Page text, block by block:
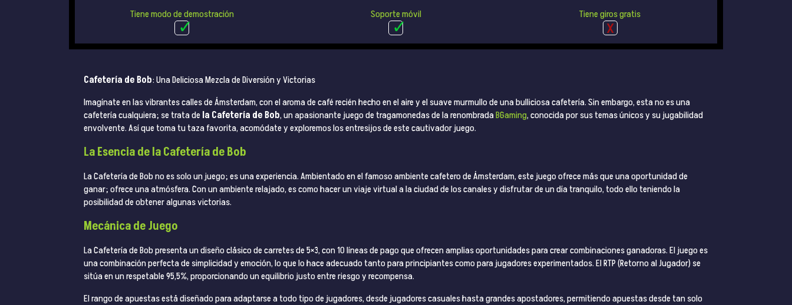
Tiene modo de demostración Soporte móvil Tiene giros gratis
Cafetería de Bob: Una Deliciosa Mezcla de Diversión y Victorias
Imagínate en las vibrantes calles de Ámsterdam, con el aroma de café recién hecho en el aire y el suave murmullo de una bulliciosa cafetería. Sin embargo, esta no es una
cafetería cualquiera; se trata dela Cafetería de Bob, un apasionante juego de tragamonedas de la renombradaBGaming, conocida por sus temas únicos y su jugabilidad
envolvente. Así que toma tu taza favorita, acomódate y exploremos los entresijos de este cautivador juego.
La Esencia de la Cafetería de Bob
La Cafetería de Bob no es solo un juego; es una experiencia. Ambientado en el famoso ambiente cafetero de Ámsterdam, este juego ofrece más que una oportunidad de
ganar; ofrece una atmósfera. Con un ambiente relajado, es como hacer un viaje virtual a la ciudad de los canales y disfrutar de un día tranquilo, todo ello teniendo la
posibilidad de obtener algunas victorias.
Mecánica de Juego
La Cafetería de Bob presenta un diseño clásico de carretes de 5×3, con 10 líneas de pago que ofrecen amplias oportunidades para crear combinaciones ganadoras. El juego es
una combinación perfecta de simplicidad y emoción, lo que lo hace adecuado tanto para principiantes como para jugadores experimentados. El RTP (Retorno al Jugador) se
sitúa en un respetable 95,5%, proporcionando un equilibrio justo entre riesgo y recompensa.
El rango de apuestas está diseñado para adaptarse a todo tipo de jugadores, desde jugadores casuales hasta grandes apostadores, permitiendo apuestas desde tan solo